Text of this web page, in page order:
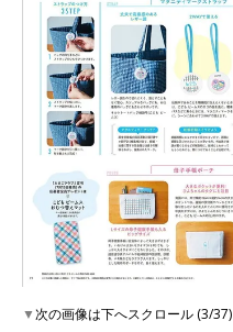
▼次の画像は下へスクロール (3/37)